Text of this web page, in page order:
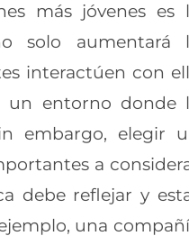
más jóvenes es
solo aumentará
interactúen con
un entorno donde
embargo, elegir
a
debe reflejar y
una